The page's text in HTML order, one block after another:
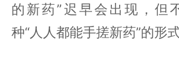
的新药”迟早会出现，但
种“人人都能手搓新药”的形式